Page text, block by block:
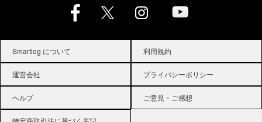
Smartlog について 利用規約
運営会社 プライバシーポリシー
ヘルプ ご意見・ご感想